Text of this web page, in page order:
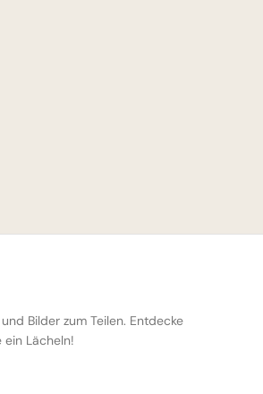
Bilder zum Teilen. Entdecke
ein Lächeln!